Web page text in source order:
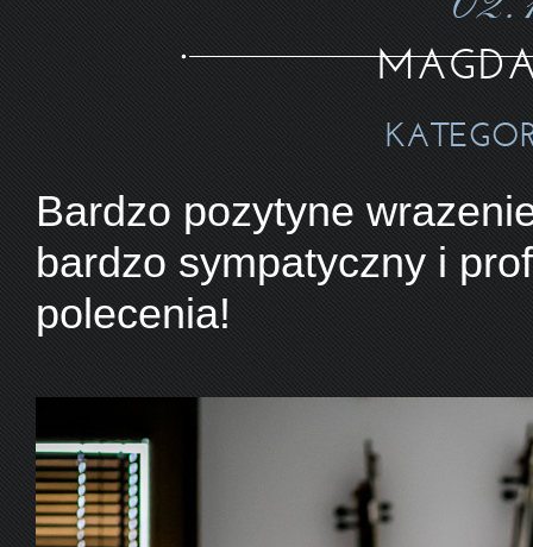
Bardzo pozytyne
bardzo sympatyczny i
polecenia!